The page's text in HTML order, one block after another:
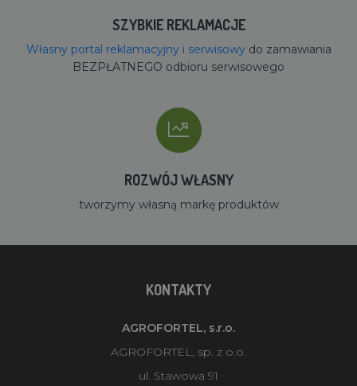
SZYBKIE REKLAMACJE
Własny portal reklamacyjny i serwisowydo zamawiania
BEZPŁATNEGO odbioru serwisowego
ROZWÓJ WŁASNY
tworzymy własną markę produktów
KONTAKTY
AGROFORTEL, s.r.o.
AGROFORTEL, sp. z o.o.
ul. Stawowa 91